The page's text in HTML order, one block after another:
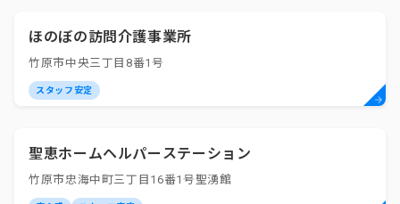
ほのぼの訪問介護事業所
竹原市中央三丁目8番1号
スタッフ安定
聖恵ホームヘルパーステーション
竹原市忠海中町三丁目16番1号聖湧館